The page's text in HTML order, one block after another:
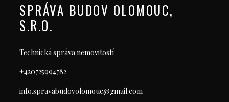
SPRÁVA BUDOV OLOMOUC,
S.R.O.
Technická správa nemovitostí
+420725994782
info.spravabudovolomouc@gmail.com